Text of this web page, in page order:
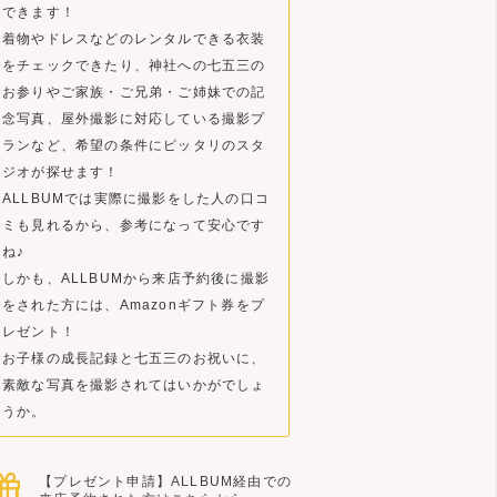
できます！
着物やドレスなどのレンタルできる衣装
をチェックできたり、神社への七五三の
お参りやご家族・ご兄弟・ご姉妹での記
念写真、屋外撮影に対応している撮影プ
ランなど、希望の条件にピッタリのスタ
ジオが探せます！
ALLBUMでは実際に撮影をした人の口コ
ミも見れるから、参考になって安心です
ね♪
しかも、ALLBUMから来店予約後に撮影
をされた方には、Amazonギフト券をプ
レゼント！
お子様の成長記録と七五三のお祝いに、
素敵な写真を撮影されてはいかがでしょ
うか。
【プレゼント申請】ALLBUM経由での